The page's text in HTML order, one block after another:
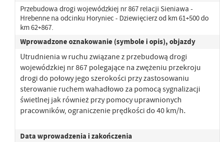
Przebudowa drogi wojewódzkiej nr 867 relacji Sieniawa -
Hrebenne na odcinku Horyniec - Dziewięcierz od km 61+500 do
km 62+867.
Wprowadzone oznakowanie (symbole i opis), objazdy
Utrudnienia w ruchu związane z przebudową drogi
wojewódzkiej nr 867 polegające na zwężeniu przekroju
drogi do połowy jego szerokości przy zastosowaniu
sterowanie ruchem wahadłowo za pomocą sygnalizacji
świetlnej jak również przy pomocy uprawnionych
pracowników, ograniczenie prędkości do 40 km/h.
Data wprowadzenia i zakończenia